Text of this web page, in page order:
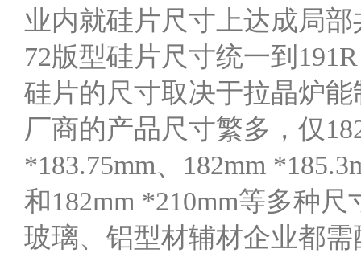
业内就硅片尺寸上达成局
72版型硅片尺寸统一到
硅片的尺寸取决于拉晶炉
厂商的产品尺寸繁多，仅
*183.75mm、182mm
和182mm *210mm等多种
玻璃、铝型材辅材企业都